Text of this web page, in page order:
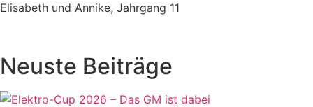
Elisabeth und Annike, Jahrgang 11
Neuste Beiträge